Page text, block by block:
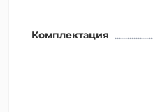
Комплектация